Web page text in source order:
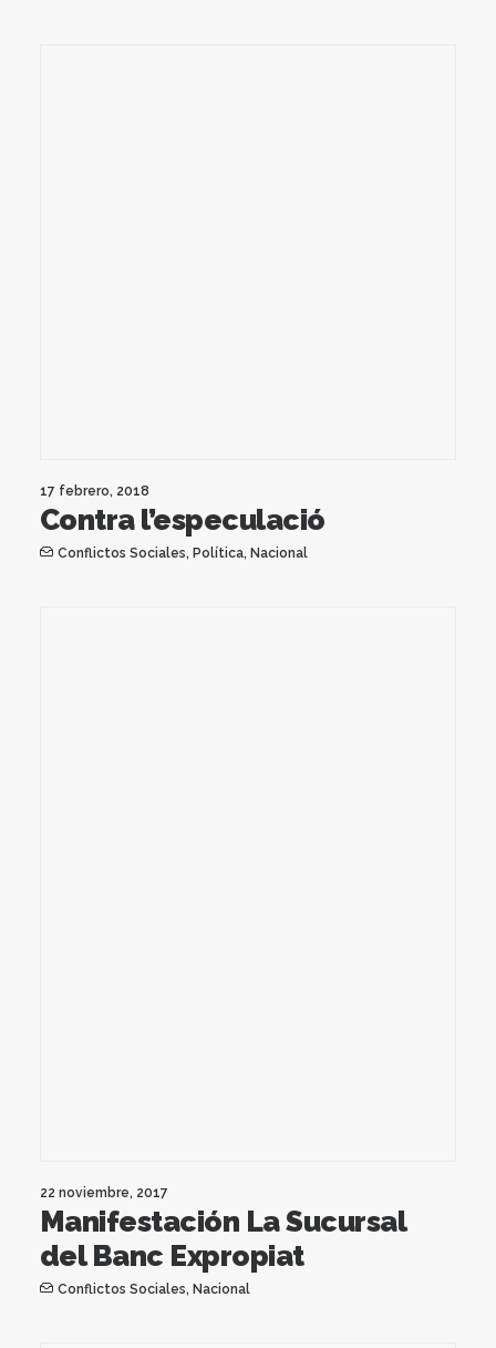
17 febrero, 2018
Contra l’especulació
Conflictos Sociales, Política, Nacional
22 noviembre, 2017
Manifestación La Sucursal
del Banc Expropiat
Conflictos Sociales, Nacional